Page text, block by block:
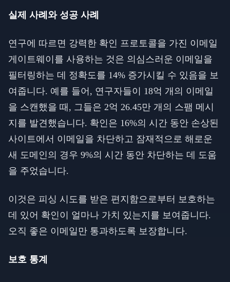
실제 사례와 성공 사례
연구에 따르면 강력한 확인 프로토콜을 가진 이메일
게이트웨이를 사용하는 것은 의심스러운 이메일을
필터링하는 데 정확도를 14% 증가시킬 수 있음을 보
여줍니다. 예를 들어, 연구자들이 18억 개의 이메일
을 스캔했을 때, 그들은 2억 26.45만 개의 스팸 메시
지를 발견했습니다. 확인은 16%의 시간 동안 손상된
사이트에서 이메일을 차단하고 잠재적으로 해로운
새 도메인의 경우 9%의 시간 동안 차단하는 데 도움
을 주었습니다.
이것은 피싱 시도를 받은 편지함으로부터 보호하는
데 있어 확인이 얼마나 가치 있는지를 보여줍니다.
오직 좋은 이메일만 통과하도록 보장합니다.
보호 통계